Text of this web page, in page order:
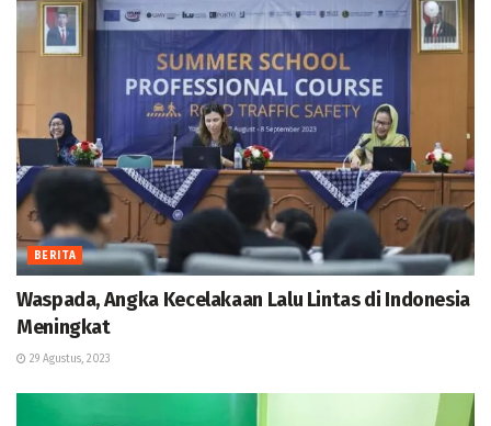
BERITA
Waspada, Angka Kecelakaan Lalu Lintas di Indonesia
Meningkat
29 Agustus, 2023